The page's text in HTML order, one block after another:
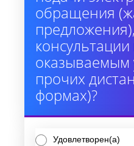
обращения
оказываемым
прочих
формах)?
Удовлетворен(а)